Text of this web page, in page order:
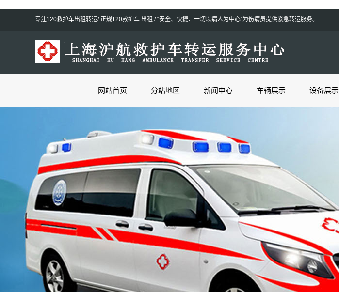
专注120救护车出租转运/ 正规120救护车 出租 / “安全、快捷、一切以病人为中心”为伤病员提供紧急转运服务。
网站首页 分站地区 新闻中心 车辆展示 设备展示